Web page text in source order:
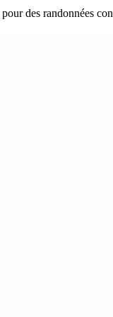
des randonnées